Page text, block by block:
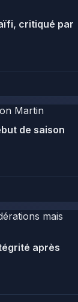
critiqué par
de saison
après